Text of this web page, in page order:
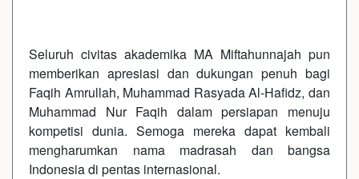
Seluruh civitas akademika MA Miftahunnajah pun
memberikan apresiasi dan dukungan penuh bagi
Faqih Amrullah, Muhammad Rasyada Al-Hafidz, dan
Muhammad Nur Faqih dalam persiapan menuju
kompetisi dunia. Semoga mereka dapat kembali
mengharumkan nama madrasah dan bangsa
Indonesia di pentas internasional.